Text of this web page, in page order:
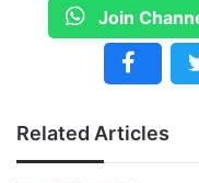
है. सरकार ने
भविष्य को देखते हुए
ऐसी परियोजनाओं को
तीन चरणों में बनेगी क्रिस
Join
Related Articles